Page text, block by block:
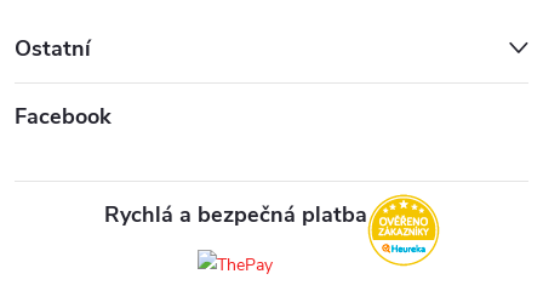
Ostatní
Facebook
Rychlá a bezpečná platba